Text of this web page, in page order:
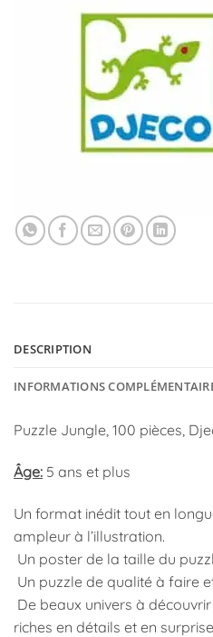
DESCRIPTION
INFORMATIONS
Puzzle Jungle, 100 pièces,
Âge: 5 ans et plus
Un format inédit tout en
ampleur à l’illustration.
Un poster de la taille du
Un puzzle de qualité à faire
De beaux univers à
riches en détails et en